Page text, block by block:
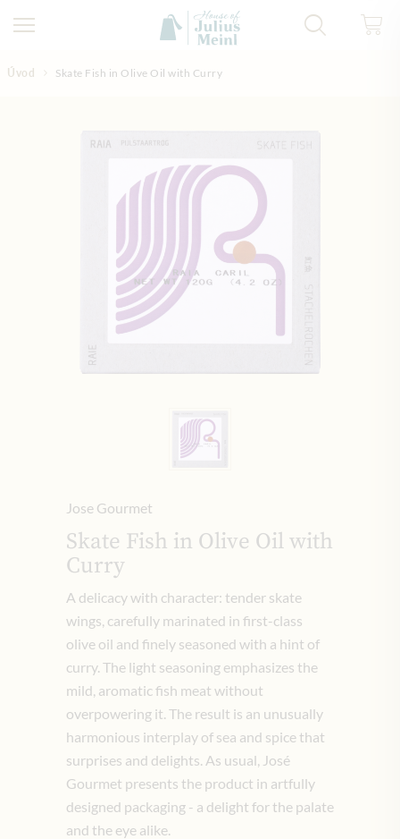
Úvod Skate Fish in Olive Oil with Curry
Jose Gourmet
Skate Fish in Olive Oil with
Curry
A delicacy with character: tender skate
wings, carefully marinated in first-class
olive oil and finely seasoned with a hint of
curry. The light seasoning emphasizes the
mild, aromatic fish meat without
overpowering it. The result is an unusually
harmonious interplay of sea and spice that
surprises and delights. As usual, José
Gourmet presents the product in artfully
designed packaging - a delight for the palate
and the eye alike.